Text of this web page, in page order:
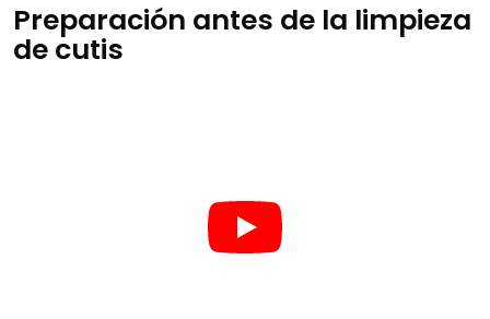
Preparación antes de la limpieza
de cutis